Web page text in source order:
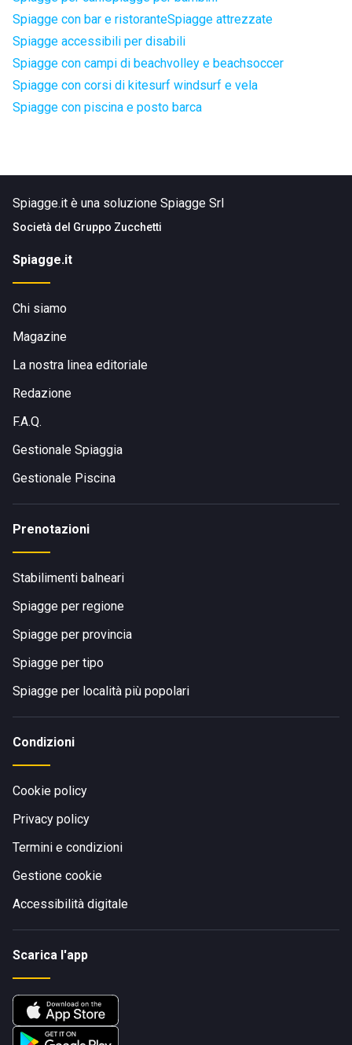
Spiagge con bar e ristoranteSpiagge attrezzate
Spiagge accessibili per disabili
Spiagge con campi di beachvolley e beachsoccer
Spiagge con corsi di kitesurf windsurf e vela
Spiagge con piscina e posto barca
Spiagge.it è una soluzione Spiagge Srl
Società del Gruppo Zucchetti
Spiagge.it
Chi siamo
Magazine
La nostra linea editoriale
Redazione
F.A.Q.
Gestionale Spiaggia
Gestionale Piscina
Prenotazioni
Stabilimenti balneari
Spiagge per regione
Spiagge per provincia
Spiagge per tipo
Spiagge per località più popolari
Condizioni
Cookie policy
Privacy policy
Termini e condizioni
Gestione cookie
Accessibilità digitale
Scarica l'app